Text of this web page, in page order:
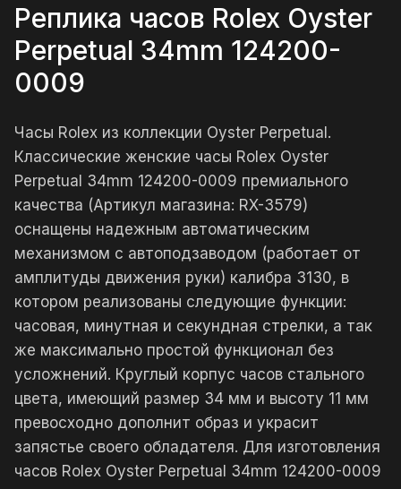
Реплика часов Rolex Oyster
Perpetual 34mm 124200-
0009
Часы Rolex из коллекции Oyster Perpetual.
Классические женские часы Rolex Oyster
Perpetual 34mm 124200-0009 премиального
качества (Артикул магазина: RX-3579)
оснащены надежным автоматическим
механизмом с автоподзаводом (работает от
амплитуды движения руки) калибра 3130, в
котором реализованы следующие функции:
часовая, минутная и секундная стрелки, а так
же максимально простой функционал без
усложнений. Круглый корпус часов стального
цвета, имеющий размер 34 мм и высоту 11 мм
превосходно дополнит образ и украсит
запястье своего обладателя. Для изготовления
часов Rolex Oyster Perpetual 34mm 124200-0009